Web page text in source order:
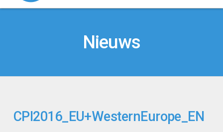
Nieuws
CPI2016_EU+WesternEurope_EN